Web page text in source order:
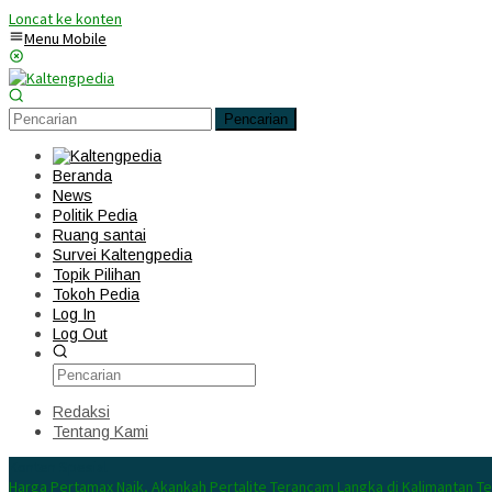
Loncat ke konten
Menu Mobile
Pencarian
Beranda
News
Politik Pedia
Ruang santai
Survei Kaltengpedia
Topik Pilihan
Tokoh Pedia
Log In
Log Out
Redaksi
Tentang Kami
Harga Pertamax Naik, Akankah Pertalite Terancam Langka di Kalimantan